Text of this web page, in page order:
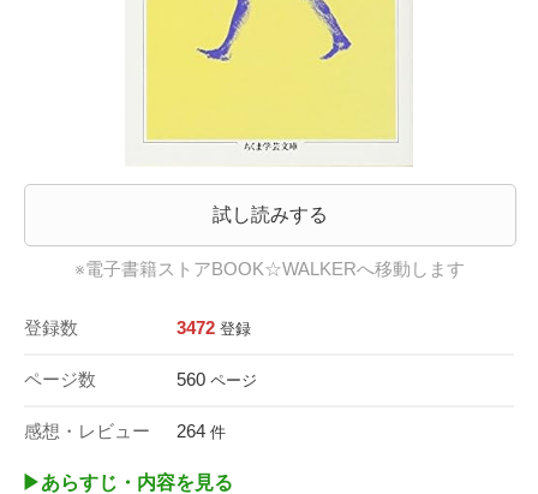
試し読みする
※電子書籍ストアBOOK☆WALKERへ移動します
登録数 3472 登録
ページ数 560 ページ
感想・レビュー 264 件
▶︎あらすじ・内容を見る